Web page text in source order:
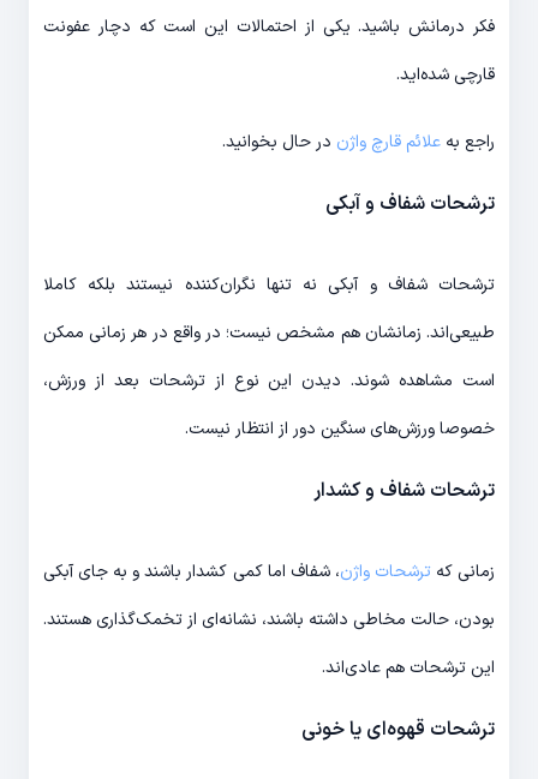
فکر درمانش باشید. یکی از احتمالات این است که دچار عفونت
قارچی شده‌اید.
راجع به علائم قارچ واژن در حال بخوانید.
ترشحات شفاف و آبکی
ترشحات شفاف و آبکی نه تنها نگران‌کننده نیستند بلکه کاملا
طبیعی‌اند. زمانشان هم مشخص نیست؛ در واقع در هر زمانی ممکن
است مشاهده شوند. دیدن این نوع از ترشحات بعد از ورزش،
خصوصا ورزش‌های سنگین دور از انتظار نیست.
ترشحات شفاف و کشدار
زمانی کهترشحات واژن، شفاف اما کمی کشدار باشند و به جای آبکی
بودن، حالت مخاطی داشته باشند، نشانه‌ای از تخمک‌گذاری هستند.
این ترشحات هم عادی‌اند.
ترشحات قهوه‌ای یا خونی